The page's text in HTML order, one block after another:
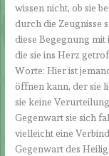
wissen nicht, ob sie
durch die Zeugnisse
diese Begegnung mit
die sie ins Herz
Worte: Hier ist
öffnen kann, der sie
sie keine
Gegenwart sie sich
vielleicht eine
Gegenwart des